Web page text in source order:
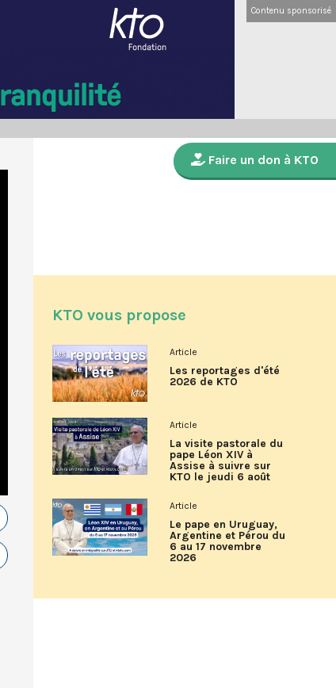
Contenu sponsorisé
Faire un don à KTO
KTO vous propose
Article
Les reportages d'été
2026 de KTO
Article
La visite pastorale du
pape Léon XIV à
Assise à suivre sur
KTO le jeudi 6 août
Article
Le pape en Uruguay,
Argentine et Pérou du
6 au 17 novembre
2026